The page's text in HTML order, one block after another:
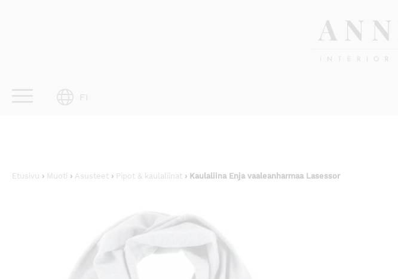
FI
Etusivu › Muoti › Asusteet › Pipot & kaulaliinat › Kaulaliina Enja vaaleanharmaa Lasessor